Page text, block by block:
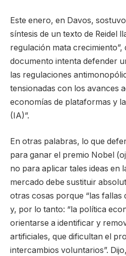
Este enero, en Davos,
síntesis de un texto de Reidel
regulación mata crecimiento”,
documento intenta defender
las regulaciones
tensionadas con los avances
economías de plataformas y
(IA)”.
En otras palabras, lo que
para ganar el premio Nobel
no para aplicar tales ideas en
mercado debe sustituir
otras cosas porque “las fallas
y, por lo tanto: “la política
orientarse a identificar y
artificiales, que dificultan el
intercambios voluntarios”.